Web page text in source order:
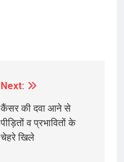
Next:
कैंसर की दवा आने से
पीड़ितों व प्रभावितों के
चेहरे खिले